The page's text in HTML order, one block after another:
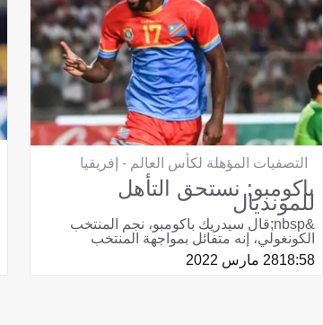
التصفيات المؤهلة لكأس العالم - إفريقيا
باكومبو: نستحق التأهل
للمونديال
&nbsp;قال سيدريك باكومبو، نجم المنتخب
الكونغولي، إنه متفائل بمواجهة المنتخب
18:5828 مارس 2022